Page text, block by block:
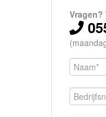
Vragen?